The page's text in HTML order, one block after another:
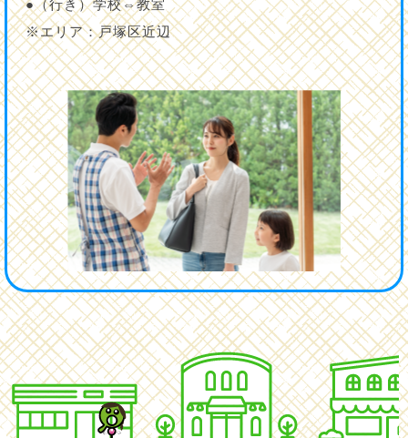
●（行き）学校⇔教室
※エリア：戸塚区近辺